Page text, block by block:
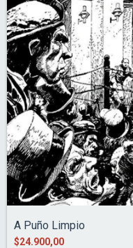
A Puño Limpio
$24.900,00